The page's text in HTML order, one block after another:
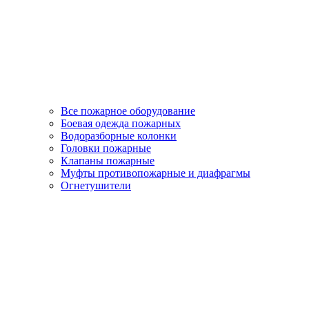
Все пожарное оборудование
Боевая одежда пожарных
Водоразборные колонки
Головки пожарные
Клапаны пожарные
Муфты противопожарные и диафрагмы
Огнетушители